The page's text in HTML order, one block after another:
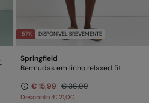
-57% DISPONÍVEL BREVEMENTE
Springfield
Bermudas em linho relaxed fit
€ 15,99 € 36,99
Desconto € 21,00